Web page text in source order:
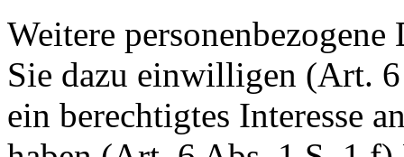
Weitere
Sie dazu einwilligen (Art.
ein berechtigtes Interesse